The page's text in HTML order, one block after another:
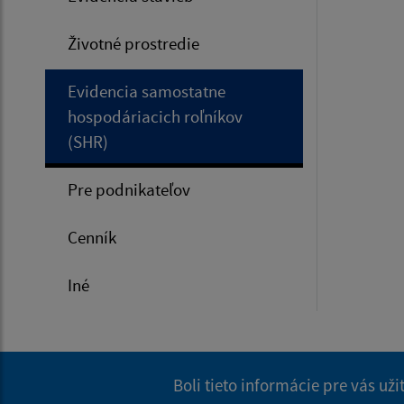
Životné prostredie
Evidencia samostatne
hospodáriacich roľníkov
(SHR)
Pre podnikateľov
Cenník
Iné
Boli tieto informácie pre vás